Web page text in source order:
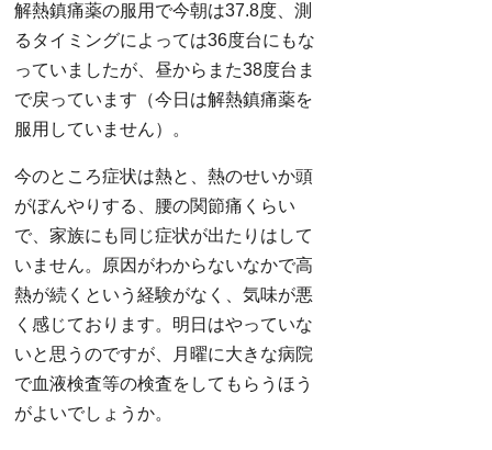
解熱鎮痛薬の服用で今朝は37.8度、測
るタイミングによっては36度台にもな
っていましたが、昼からまた38度台ま
で戻っています（今日は解熱鎮痛薬を
服用していません）。
今のところ症状は熱と、熱のせいか頭
がぼんやりする、腰の関節痛くらい
で、家族にも同じ症状が出たりはして
いません。原因がわからないなかで高
熱が続くという経験がなく、気味が悪
く感じております。明日はやっていな
いと思うのですが、月曜に大きな病院
で血液検査等の検査をしてもらうほう
がよいでしょうか。